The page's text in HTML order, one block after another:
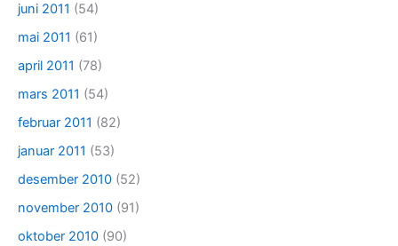
juni 2011 (54)
mai 2011 (61)
april 2011 (78)
mars 2011 (54)
februar 2011 (82)
januar 2011 (53)
desember 2010 (52)
november 2010 (91)
oktober 2010 (90)